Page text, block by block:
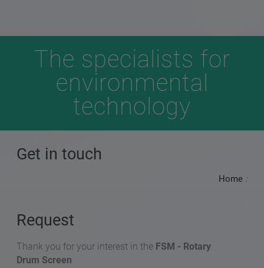
The specialists for
environmental
technology
Get in touch
Home:
Request
Thank you for your interest in the FSM - Rotary
Drum Screen